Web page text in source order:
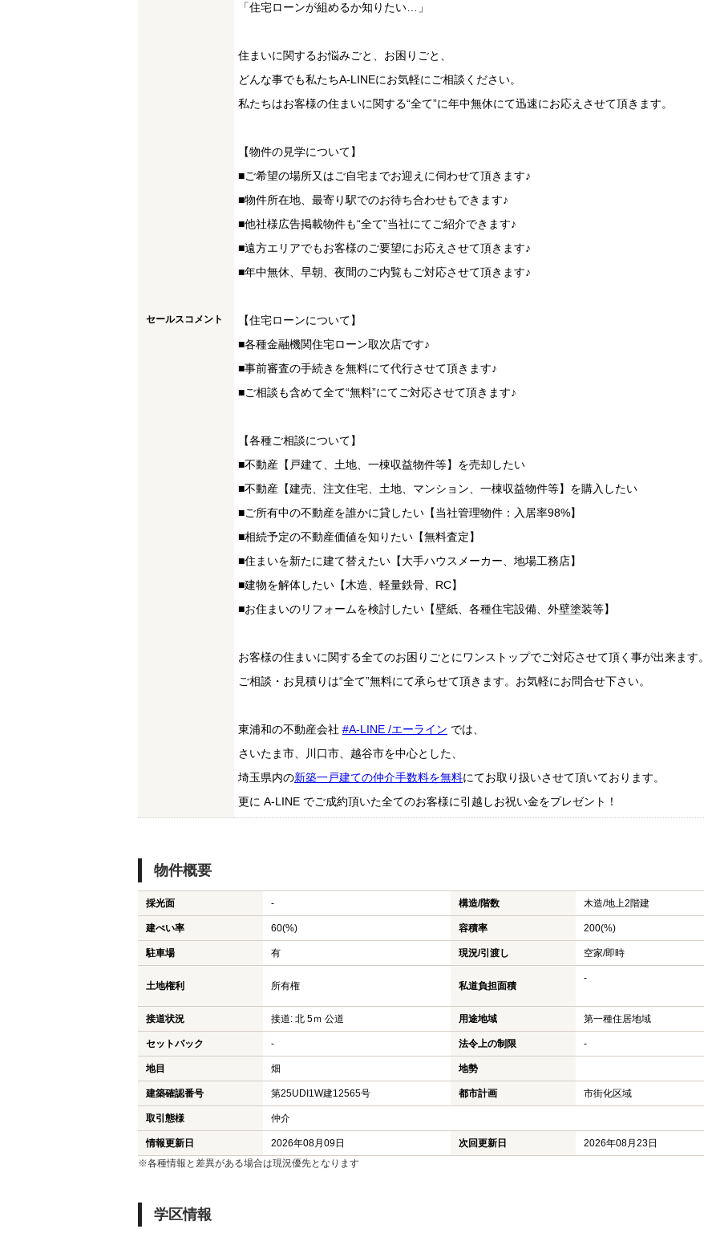
セールスコメント
「住宅ローンが組めるか知りたい…」
住まいに関するお悩みごと、お困りごと、
どんな事でも私たちA-LINEにお気軽にご相談ください。
私たちはお客様の住まいに関する“全て”に年中無休にて迅速にお応えさせて頂きます。
【物件の見学について】
■ご希望の場所又はご自宅までお迎えに伺わせて頂きます♪
■物件所在地、最寄り駅でのお待ち合わせもできます♪
■他社様広告掲載物件も“全て”当社にてご紹介できます♪
■遠方エリアでもお客様のご要望にお応えさせて頂きます♪
■年中無休、早朝、夜間のご内覧もご対応させて頂きます♪
【住宅ローンについて】
■各種金融機関住宅ローン取次店です♪
■事前審査の手続きを無料にて代行させて頂きます♪
■ご相談も含めて全て“無料”にてご対応させて頂きます♪
【各種ご相談について】
■不動産【戸建て、土地、一棟収益物件等】を売却したい
■不動産【建売、注文住宅、土地、マンション、一棟収益物件等】を購入したい
■ご所有中の不動産を誰かに貸したい【当社管理物件：入居率98%】
■相続予定の不動産価値を知りたい【無料査定】
■住まいを新たに建て替えたい【大手ハウスメーカー、地場工務店】
■建物を解体したい【木造、軽量鉄骨、RC】
■お住まいのリフォームを検討したい【壁紙、各種住宅設備、外壁塗装等】
お客様の住まいに関する全てのお困りごとにワンストップでご対応させて頂く事が出来ます。
ご相談・お見積りは“全て”無料にて承らせて頂きます。お気軽にお問合せ下さい。
東浦和の不動産会社 #A-LINE /エーライン では、
さいたま市、川口市、越谷市を中心とした、
埼玉県内の新築一戸建ての仲介手数料を無料にてお取り扱いさせて頂いております。
更に A-LINE でご成約頂いた全てのお客様に引越しお祝い金をプレゼント！
物件概要
採光面 - 構造/階数 木造/地上2階建
建ぺい率 60(%) 容積率 200(%)
駐車場 有 現況/引渡し 空家/即時
土地権利 所有権 私道負担面積
-
接道状況 接道: 北 5ｍ 公道 用途地域 第一種住居地域
セットバック - 法令上の制限 -
地目 畑 地勢
建築確認番号 第25UDI1W建12565号 都市計画 市街化区域
取引態様 仲介
情報更新日 2026年08月09日 次回更新日
2026年08月23日
※各種情報と差異がある場合は現況優先となります
学区情報